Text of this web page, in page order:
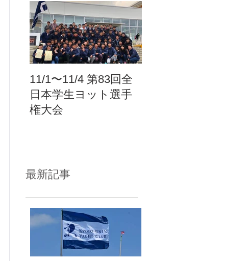
11/1〜11/4 第83回全
日本学生ヨット選手
権大会
最新記事